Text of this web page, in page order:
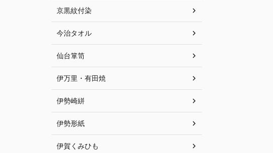
京黒紋付染
今治タオル
仙台箪笥
伊万里・有田焼
伊勢崎絣
伊勢形紙
伊賀くみひも